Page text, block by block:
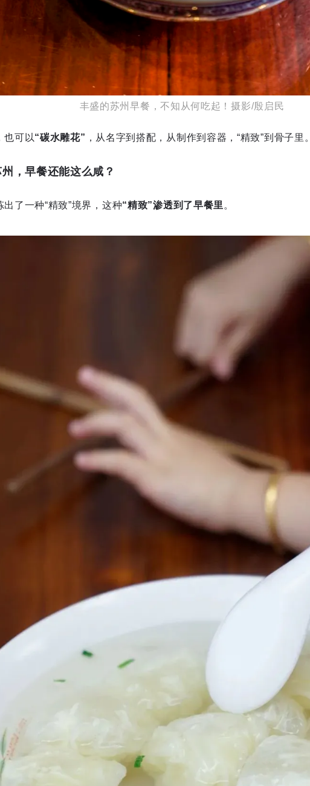
丰盛的苏州早餐，不知从何吃起！摄影/殷启民
也可以“碳水雕花” ，从名字到搭配，从制作到容器，“精致”到骨子里。
，早餐还能这么咸？
了一种“精致”境界，这种“精致”渗透到了早餐里 。